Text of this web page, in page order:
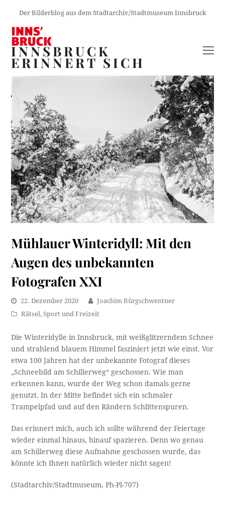
Der Bilderblog aus dem Stadtarchiv/Stadtmuseum Innsbruck
INNSBRUCK
ERINNERT SICH
Mühlauer Winteridyll: Mit den
Augen des unbekannten
Fotografen XXI
22. Dezember 2020
Joachim Bürgschwentner
Rätsel,Sport und Freizeit
Die Winteridylle in Innsbruck, mit weißglitzerndem Schnee
und strahlend blauem Himmel fasziniert jetzt wie einst. Vor
etwa 100 Jahren hat der unbekannte Fotograf dieses
„Schneebild am Schillerweg“ geschossen. Wie man
erkennen kann, wurde der Weg schon damals gerne
genutzt. In der Mitte befindet sich ein schmaler
Trampelpfad und auf den Rändern Schlittenspuren.
Das erinnert mich, auch ich sollte während der Feiertage
wieder einmal hinaus, hinauf spazieren. Denn wo genau
am Schillerweg diese Aufnahme geschossen wurde, das
könnte ich Ihnen natürlich wieder nicht sagen!
(Stadtarchiv/Stadtmuseum, Ph-Pl-707)